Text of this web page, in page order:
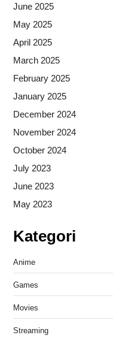
June 2025
May 2025
April 2025
March 2025
February 2025
January 2025
December 2024
November 2024
October 2024
July 2023
June 2023
May 2023
Kategori
Anime
Games
Movies
Streaming